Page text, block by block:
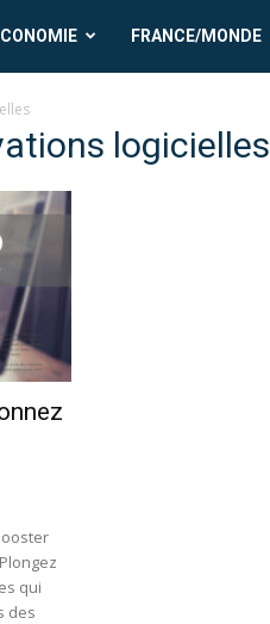
FRANCE/MONDE
logicielles
qui
des